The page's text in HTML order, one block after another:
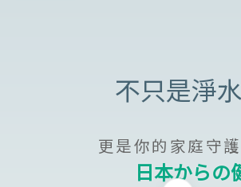
日本からの
更是你的家庭守